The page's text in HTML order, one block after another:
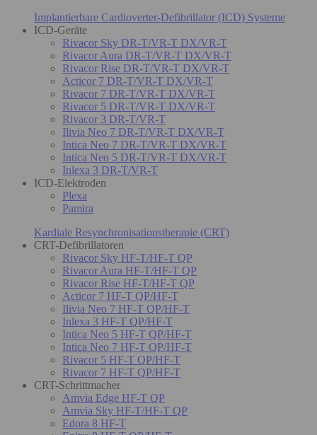
Implantierbare Cardioverter-Defibrillator (ICD) Systeme
ICD-Geräte
Rivacor Sky DR-T/VR-T DX/VR-T
Rivacor Aura DR-T/VR-T DX/VR-T
Rivacor Rise DR-T/VR-T DX/VR-T
Acticor 7 DR-T/VR-T DX/VR-T
Rivacor 7 DR-T/VR-T DX/VR-T
Rivacor 5 DR-T/VR-T DX/VR-T
Rivacor 3 DR-T/VR-T
Ilivia Neo 7 DR-T/VR-T DX/VR-T
Intica Neo 7 DR-T/VR-T DX/VR-T
Intica Neo 5 DR-T/VR-T DX/VR-T
Inlexa 3 DR-T/VR-T
ICD-Elektroden
Plexa
Pamira
Kardiale Resynchronisationstherapie (CRT)
CRT-Defibrillatoren
Rivacor Sky HF-T/HF-T QP
Rivacor Aura HF-T/HF-T QP
Rivacor Rise HF-T/HF-T QP
Acticor 7 HF-T QP/HF-T
Ilivia Neo 7 HF-T QP/HF-T
Inlexa 3 HF-T QP/HF-T
Intica Neo 5 HF-T QP/HF-T
Intica Neo 7 HF-T QP/HF-T
Rivacor 5 HF-T QP/HF-T
Rivacor 7 HF-T QP/HF-T
CRT-Schrittmacher
Amvia Edge HF-T QP
Amvia Sky HF-T/HF-T QP
Edora 8 HF-T